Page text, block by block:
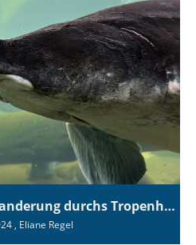
Unsere Schneeschuhwanderung durchs Tropenhaus
, Eliane Regel